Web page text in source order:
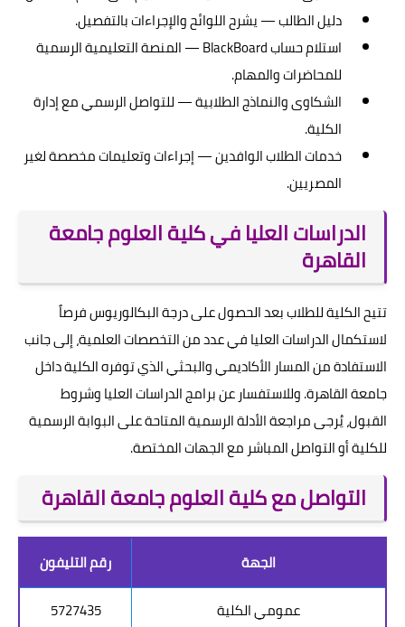
دليل الطالب — يشرح اللوائح والإجراءات بالتفصيل.
استلام حساب BlackBoard — المنصة التعليمية الرسمية
للمحاضرات والمهام.
الشكاوى والنماذج الطلابية — للتواصل الرسمي مع إدارة
الكلية.
خدمات الطلاب الوافدين — إجراءات وتعليمات مخصصة لغير
المصريين.
الدراسات العليا في كلية العلوم جامعة
القاهرة
تتيح الكلية للطلاب بعد الحصول على درجة البكالوريوس فرصاً
لاستكمال الدراسات العليا في عدد من التخصصات العلمية، إلى جانب
الاستفادة من المسار الأكاديمي والبحثي الذي توفره الكلية داخل
جامعة القاهرة. وللاستفسار عن برامج الدراسات العليا وشروط
القبول، يُرجى مراجعة الأدلة الرسمية المتاحة على البوابة الرسمية
للكلية أو التواصل المباشر مع الجهات المختصة.
التواصل مع كلية العلوم جامعة القاهرة
الجهة
رقم التليفون
عمومي الكلية
5727435